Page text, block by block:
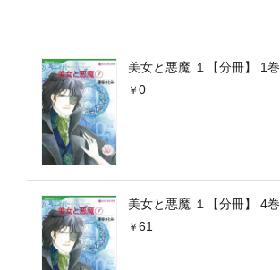
美女と悪魔 １【分冊】 1巻
0
美女と悪魔 １【分冊】 4巻
61